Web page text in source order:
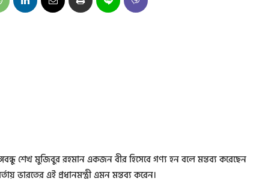
শেখ মুজিবুর রহমান একজন বীর হিসেবে গণ্য হন বলে মন্তব্য করেছেন
ভারতের এই প্রধানমন্ত্রী এমন মন্তব্য করেন।